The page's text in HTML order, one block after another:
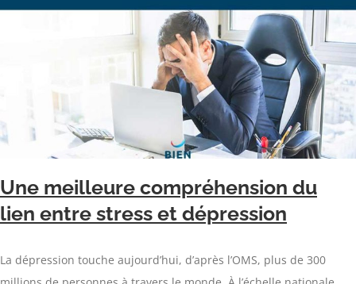
Une meilleure compréhension du
lien entre stress et dépression
La dépression touche aujourd’hui, d’après l’OMS, plus de 300